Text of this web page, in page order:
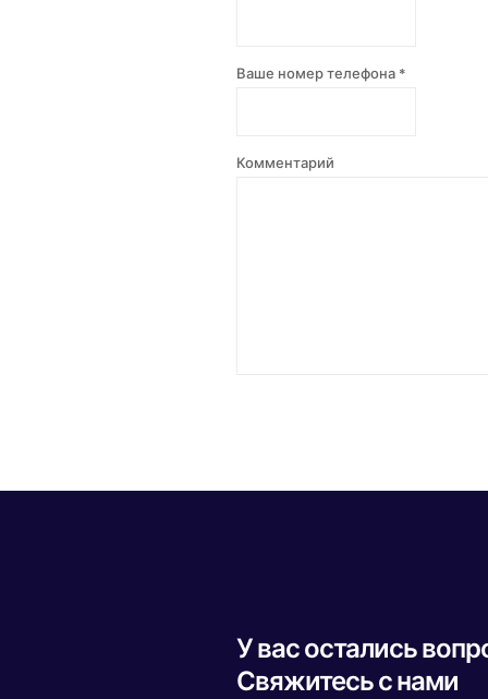
Комментарий
Ваше номер телефона *
У вас остались
Свяжитесь с нами